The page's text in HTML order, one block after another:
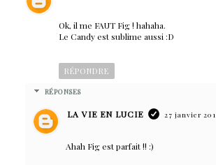
Ok, il me FAUT Fig ! hahaha.
Le Candy est sublime aussi :D
RÉPONDRE
RÉPONSES
LA VIE EN LUCIE 27 janvier
Ahah Fig est parfait !! :)